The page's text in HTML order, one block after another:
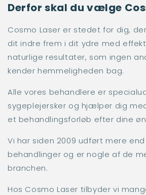
Derfor skal du vælge
Cosmo Laser er stedet for dig,
dit indre frem i dit ydre med
naturlige resultater, som ingen
kender hemmeligheden bag.
Alle vores behandlere er
sygeplejersker og hjælper dig
et behandlingsforløb efter dine
Vi har siden 2009 udført mere end
behandlinger og er nogle af de
branchen.
Hos Cosmo Laser tilbyder vi